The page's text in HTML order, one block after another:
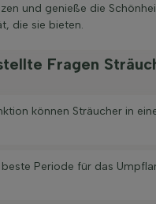
und genieße die
die sie bieten.
Fragen
können Sträucher in
Periode für das